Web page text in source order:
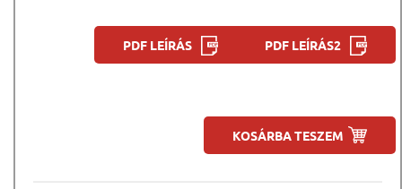
PDF LEÍRÁS PDF LEÍRÁS2
KOSÁRBA TESZEM